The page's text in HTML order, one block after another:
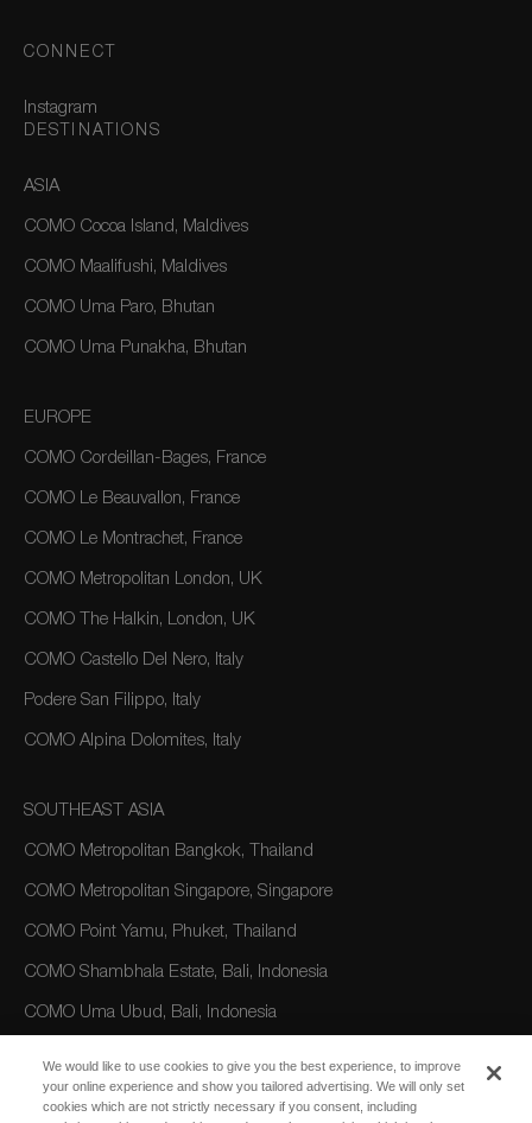
CONNECT
Instagram
DESTINATIONS
ASIA
COMO Cocoa Island, Maldives
COMO Maalifushi, Maldives
COMO Uma Paro, Bhutan
COMO Uma Punakha, Bhutan
EUROPE
COMO Cordeillan-Bages, France
COMO Le Beauvallon, France
COMO Le Montrachet, France
COMO Metropolitan London, UK
COMO The Halkin, London, UK
COMO Castello Del Nero, Italy
Podere San Filippo, Italy
COMO Alpina Dolomites, Italy
SOUTHEAST ASIA
COMO Metropolitan Bangkok, Thailand
COMO Metropolitan Singapore, Singapore
COMO Point Yamu, Phuket, Thailand
COMO Shambhala Estate, Bali, Indonesia
COMO Uma Ubud, Bali, Indonesia
We would like to use cookies to give you the best experience, to improve
your online experience and show you tailored advertising. We will only set
cookies which are not strictly necessary if you consent, including